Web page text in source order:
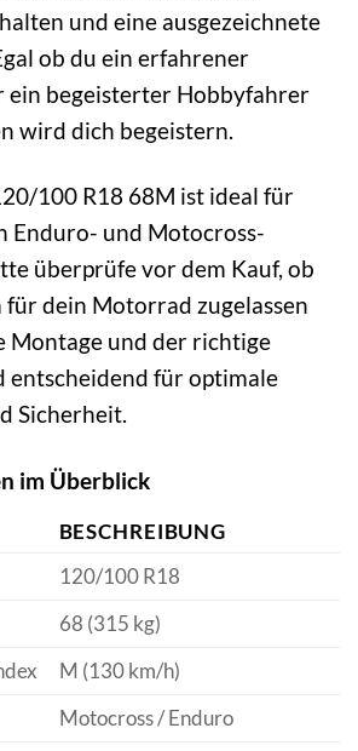
und eine ausgezeichnete
ob du ein erfahrener
ein begeisterter Hobbyfahrer
wird dich begeistern.
100 R18 68M ist ideal für
Enduro- und Motocross-
überprüfe vor dem Kauf, ob
für dein Motorrad zugelassen
Montage und der richtige
entscheidend für optimale
Sicherheit.
im Überblick
BESCHREIBUNG
120/100 R18
68 (315 kg)
M (130 km/h)
Motocross / Enduro